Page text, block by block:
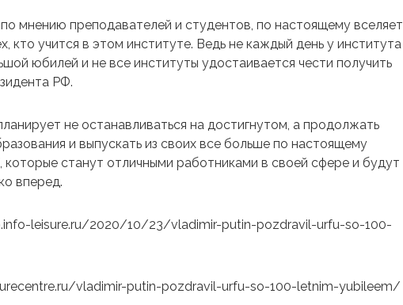
мнению преподавателей и студентов, по настоящему вселяет
кто учится в этом институте. Ведь не каждый день у института
юбилей и не все институты удостаивается чести получить
РФ.
не останавливаться на достигнутом, а продолжать
и выпускать из своих все больше по настоящему
станут отличными работниками в своей сфере и будут
вперед.
leisure.ru/2020/10/23/vladimir-putin-pozdravil-urfu-so-100-
vladimir-putin-pozdravil-urfu-so-100-letnim-yubileem/